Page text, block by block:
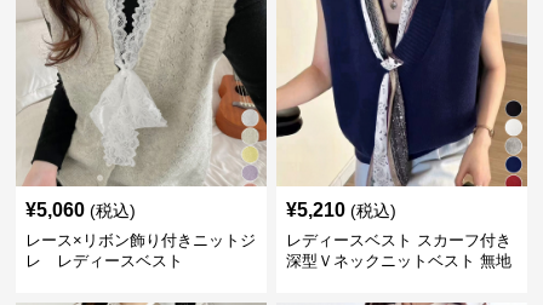
¥5,060 (税込)
レース×リボン飾り付きニットジ
レ レディースベスト
¥5,210 (税込)
レディースベスト スカーフ付き
深型Ｖネックニットベスト 無地